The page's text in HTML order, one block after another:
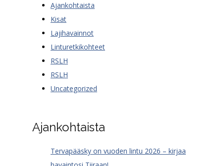
Ajankohtaista
Kisat
Lajihavainnot
Linturetkikohteet
RSLH
RSLH
Uncategorized
Ajankohtaista
Tervapääsky on vuoden lintu 2026 – kirjaa